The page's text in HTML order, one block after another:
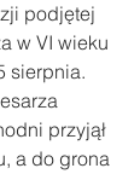
podjętej
w VI wieku
sierpnia.
przyjął
a do grona